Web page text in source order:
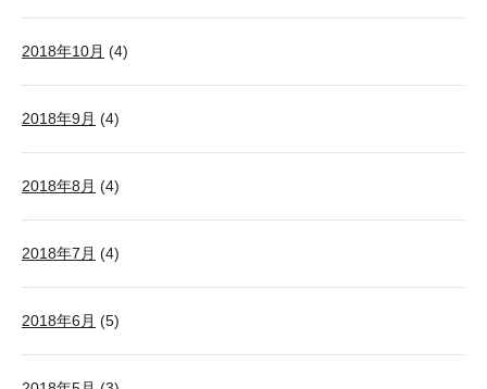
2018年10月 (4)
2018年9月 (4)
2018年8月 (4)
2018年7月 (4)
2018年6月 (5)